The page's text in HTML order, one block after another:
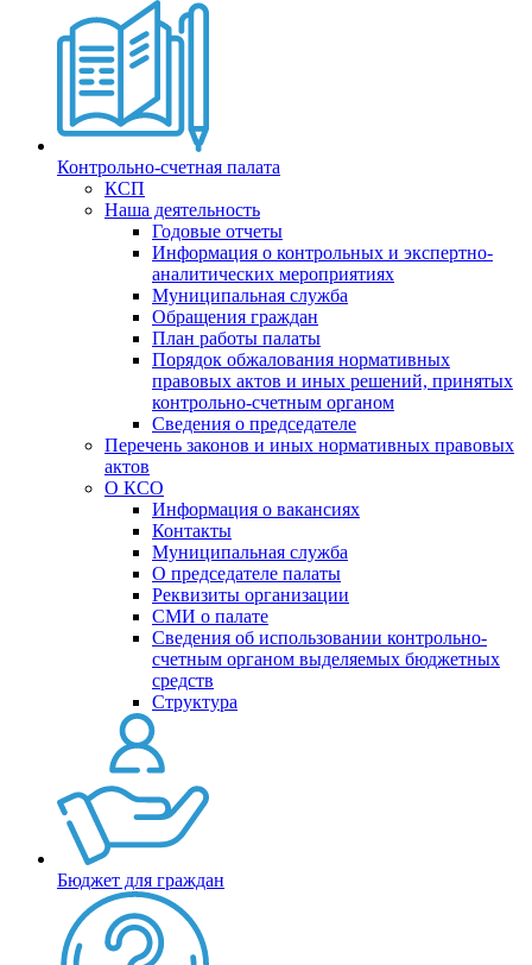
Контрольно-счетная палата
КСП
Наша деятельность
Годовые отчеты
Информация о контрольных и экспертно-
аналитических мероприятиях
Муниципальная служба
Обращения граждан
План работы палаты
Порядок обжалования нормативных
правовых актов и иных решений, принятых
контрольно-счетным органом
Сведения о председателе
Перечень законов и иных нормативных правовых
актов
О КСО
Информация о вакансиях
Контакты
Муниципальная служба
О председателе палаты
Реквизиты организации
СМИ о палате
Сведения об использовании контрольно-
счетным органом выделяемых бюджетных
средств
Структура
Бюджет для граждан